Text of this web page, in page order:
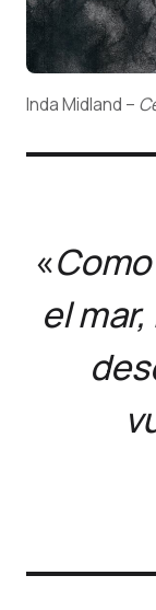
Inda Midland –
«
el